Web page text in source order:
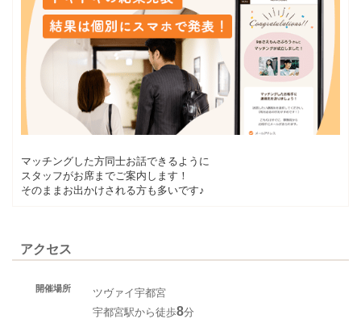
マッチングした方同士お話できるように
スタッフがお席までご案内します！
そのままお出かけされる方も多いです♪
アクセス
開催場所
ツヴァイ宇都宮
宇都宮駅から徒歩8分